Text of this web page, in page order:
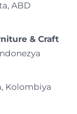
ABD
& Craft
Kolombiya